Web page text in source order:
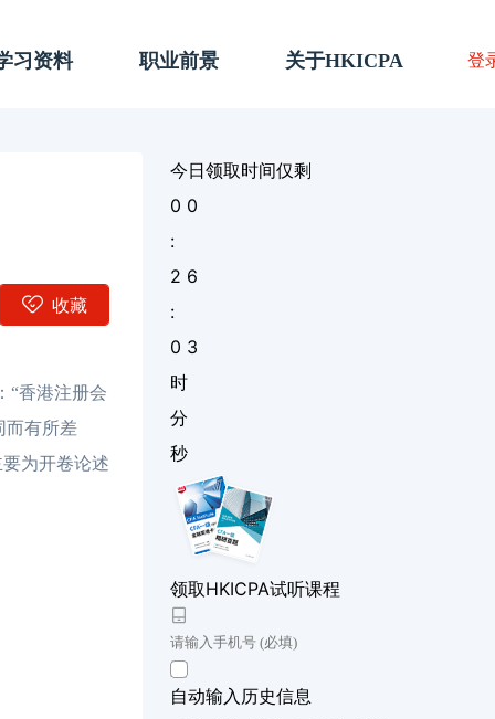
习资料 职业前景 关于HKICPA 登
收藏
“香港注册会
而有所差
要为开卷论述
今日领取时间仅剩
0 0
:
2 6
:
0 1
时
分
秒
领取HKICPA试听课程
自动输入历史信息